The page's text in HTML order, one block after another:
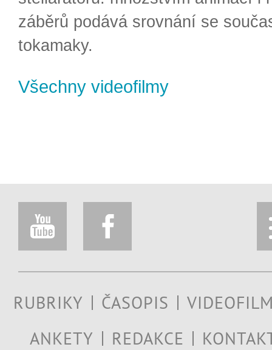
záběrů podává srovnání se
tokamaky.
Všechny videofilmy
RUBRIKY ČASOPIS
ANKETY
REDAKCE